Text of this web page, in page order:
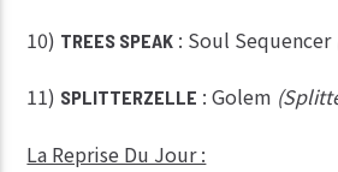
10) TREES SPEAK : Soul Sequencer
11) SPLITTERZELLE : Golem
La Reprise Du Jour :